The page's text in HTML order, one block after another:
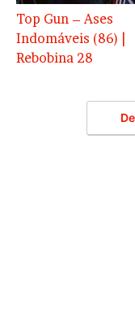
Top Gun – Ases
Indomáveis (86) |
Rebobina 28